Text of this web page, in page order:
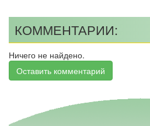
КОММЕНТАРИИ:
Ничего не найдено.
Оставить комментарий